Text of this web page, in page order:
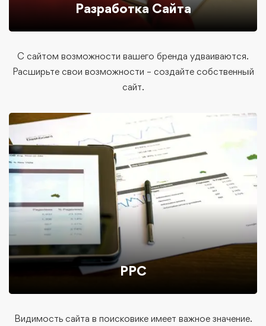
Разработка Сайта
С сайтом возможности вашего бренда удваиваются.
Расширьте свои возможности – создайте собственный
сайт.
PPC
Видимость сайта в поисковике имеет важное значение.